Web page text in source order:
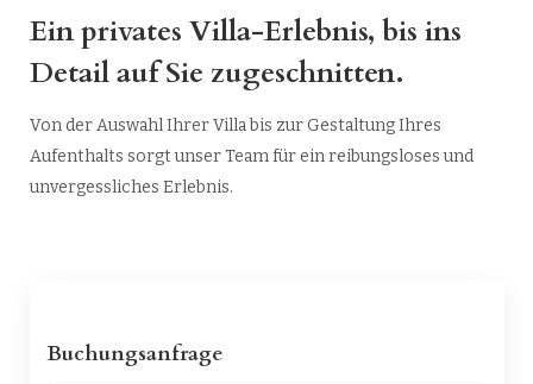
Ein privates Villa-Erlebnis, bis ins
Detail auf Sie zugeschnitten.
Von der Auswahl Ihrer Villa bis zur Gestaltung Ihres
Aufenthalts sorgt unser Team für ein reibungsloses und
unvergessliches Erlebnis.
Buchungsanfrage